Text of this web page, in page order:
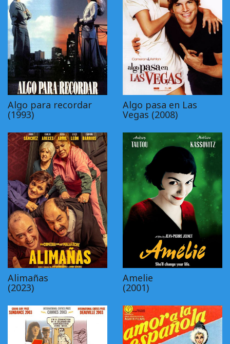
Algo para recordar
(1993)
Algo pasa en Las
Vegas (2008)
Alimañas
(2023)
Amelie
(2001)